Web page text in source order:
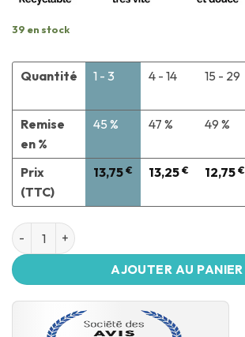
39 en stock
Quantité
Remise
en %
Prix
(TTC)
1 - 3
45 %
13,75 €
4 - 14
47 %
13,25 €
15 - 29
49 %
12,75 €
AJOUTER AU PANIER